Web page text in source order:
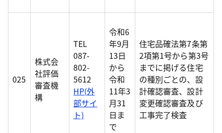
025
株式会
社評価
審査機
構
TEL
087-
802-
5612
HP(外
部サイ
ト)
令和6
年9月
13日
から
令和
11年3
月31
日ま
で
住宅品確法第7条第
2項第1号から第3号
までに掲げる住宅
の種別ごとの、設
計確認審査、設計
変更確認審査及び
工事完了検査